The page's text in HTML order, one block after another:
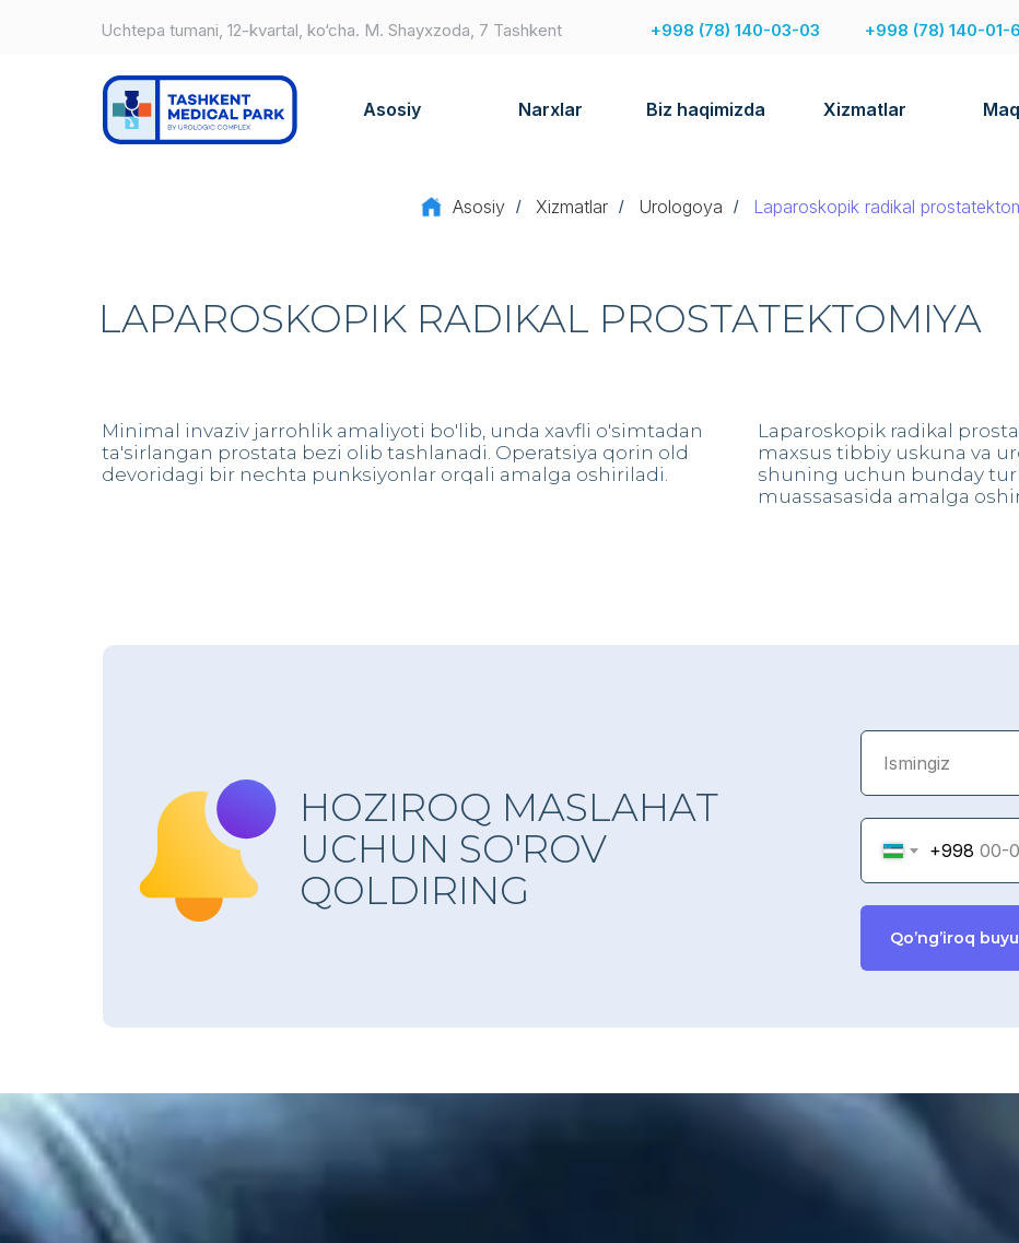
Uchtepa tumani, 12-kvartal, ko‘cha. M. Shayxzoda, 7 Tashkent +998 (78) 140-03-03 +998 (78) 140-01-
Asosiy Narxlar Biz haqimizda Xizmatlar
Asosiy / Xizmatlar / Urologoya / Laparoskopik radikal
LAPAROSKOPIK RADIKAL PROSTATEKTOMIYA
Minimal invaziv jarrohlik amaliyoti bo'lib, unda xavfli o'simtadan
ta'sirlangan prostata bezi olib tashlanadi. Operatsiya qorin old
devoridagi bir nechta punksiyonlar orqali amalga oshiriladi.
Laparoskopik radikal
maxsus tibbiy uskuna va
shuning uchun bunday
muassasasida amalga
HOZIROQ MASLAHAT
UCHUN SO'ROV
QOLDIRING
+998
Qo’ng’iroq